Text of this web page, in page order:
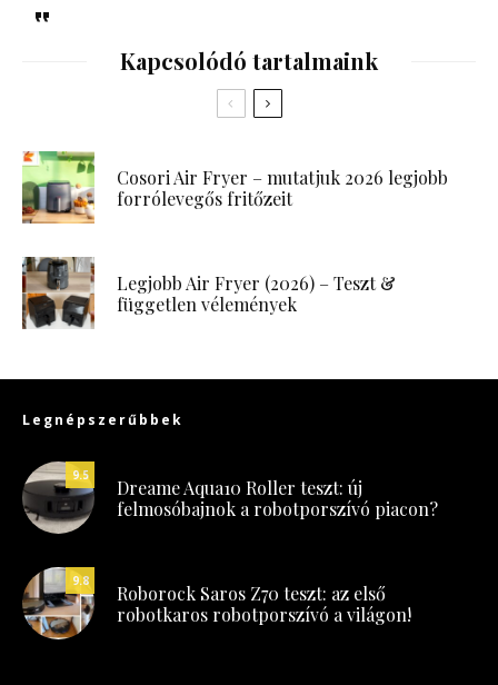
Kapcsolódó tartalmaink
Cosori Air Fryer – mutatjuk 2026 legjobb
forrólevegős fritőzeit
Legjobb Air Fryer (2026) – Teszt &
független vélemények
Legnépszerűbbek
9.5
Dreame Aqua10 Roller teszt: új
felmosóbajnok a robotporszívó piacon?
9.8
Roborock Saros Z70 teszt: az első
robotkaros robotporszívó a világon!